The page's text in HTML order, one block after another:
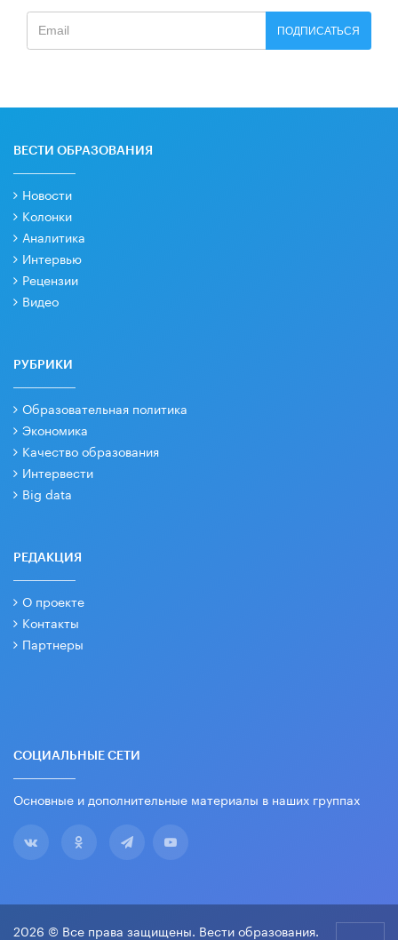
ПОДПИСАТЬСЯ
ВЕСТИ ОБРАЗОВАНИЯ
Новости
Колонки
Аналитика
Интервью
Рецензии
Видео
РУБРИКИ
Образовательная политика
Экономика
Качество образования
Интервести
Big data
РЕДАКЦИЯ
О проекте
Контакты
Партнеры
СОЦИАЛЬНЫЕ СЕТИ
Основные и дополнительные материалы в наших группах
2026 © Все права защищены. Вести образования.